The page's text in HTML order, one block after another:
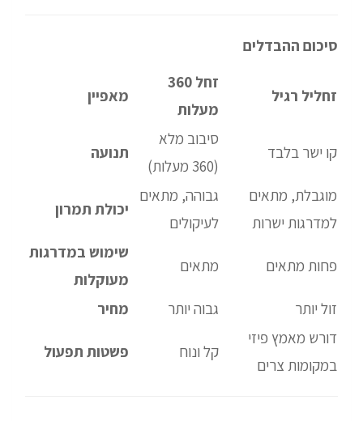
סיכום ההבדלים
מאפיין
זחל 360
מעלות
זחליל רגיל
תנועה
סיבוב מלא
(360 מעלות)
קו ישר בלבד
יכולת תמרון
גבוהה, מתאים
לעיקולים
מוגבלת, מתאים
למדרגות ישרות
שימוש במדרגות
מעוקלות
מתאים פחות מתאים
מחיר גבוה יותר זול יותר
פשטות תפעול קל ונוח
דורש מאמץ פיזי
במקומות צרים